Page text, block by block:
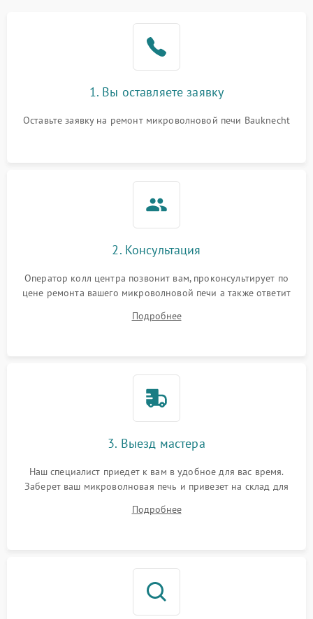
2400 ₽ Подробнее →
Не горит подсветка 2000 ₽
1. Вы оставляете заявку
Оставьте заявку на ремонт микроволновой печи Bauknecht
2. Консультация
Оператор колл центра позвонит вам, проконсультирует по
цене ремонта вашего микроволновой печи а также ответит
Подробнее
3. Выезд мастера
Наш специалист приедет к вам в удобное для вас время.
Заберет ваш микроволновая печь и привезет на склад для
Подробнее